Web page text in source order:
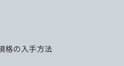
格の入手方法